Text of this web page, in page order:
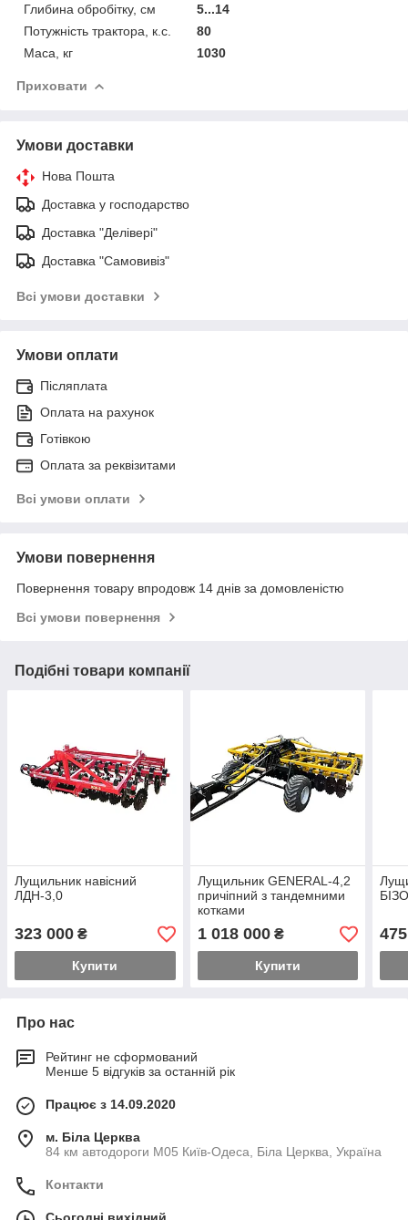
Глибина обробітку, см
5...14
Потужність трактора, к.с.
80
Маса, кг
1030
Приховати
Умови доставки
Нова Пошта
Доставка у господарство
Доставка "Делівері"
Доставка "Самовивіз"
Всі умови доставки
Умови оплати
Післяплата
Оплата на рахунок
Готівкою
Оплата за реквізитами
Всі умови оплати
Умови повернення
Повернення товару впродовж 14 днів за домовленістю
Всі умови повернення
Подібні товари компанії
Лущильник навісний
ЛДН-3,0
323 000 ₴
Купити
Лущильник GENERAL-4,2
причіпний з тандемними
котками
1 018 000₴
Купити
Про нас
Рейтинг не сформований
Менше 5 відгуків за останній рік
Працює з 14.09.2020
м. Біла Церква
84 км автодороги М05 Київ-Одеса, Біла Церква, Україна
Контакти